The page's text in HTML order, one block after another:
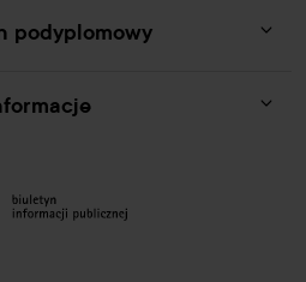
podyplomowy